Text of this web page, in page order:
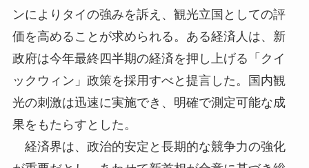
ンによりタイの強みを訴え、観光立国としての評
価を高めることが求められる。ある経済人は、新
政府は今年最終四半期の経済を押し上げる「クイ
ックウィン」政策を採用すべと提言した。国内観
光の刺激は迅速に実施でき、明確で測定可能な成
果をもたらすとした。
経済界は、政治的安定と長期的な競争力の強化